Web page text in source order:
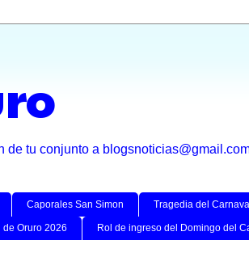
de tu conjunto a
Caporales San Simon Tragedia del
de Oruro 2026 Rol de ingreso del Domingo del